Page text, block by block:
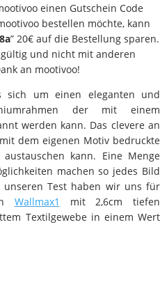
einen Gutschein Code
bestellen möchte, kann
” 20€ auf die Bestellung sparen.
gültig und nicht mit anderen
an mootivoo!
sich um einen eleganten und
der mit einem
werden kann. Das clevere an
dem eigenen Motiv bedruckte
kann. Eine Menge
machen so jedes Bild
Test haben wir uns für
Wallmax1
mit 2,6cm tiefen
Textilgewebe in einem Wert